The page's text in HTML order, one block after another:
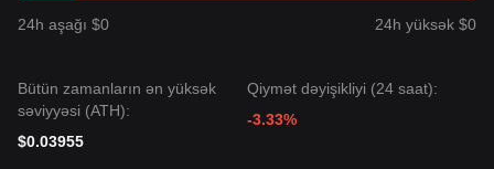
24h aşağı $0 24h yüksək $0
Bütün zamanların ən yüksək
səviyyəsi (ATH):
$0.03955
Qiymət dəyişikliyi (24 saat):
-3.33%